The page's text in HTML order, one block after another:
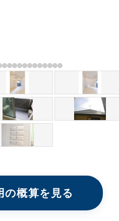
の概算を見る